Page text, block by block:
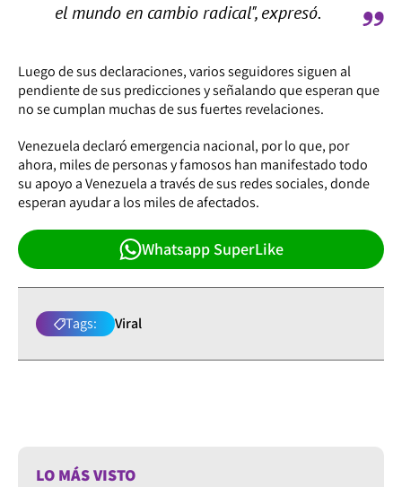
el mundo en cambio radical", expresó.
Luego de sus declaraciones, varios seguidores siguen al
pendiente de sus predicciones y señalando que esperan que
no se cumplan muchas de sus fuertes revelaciones.
Venezuela declaró emergencia nacional, por lo que, por
ahora, miles de personas y famosos han manifestado todo
su apoyo a Venezuela a través de sus redes sociales, donde
esperan ayudar a los miles de afectados.
Whatsapp SuperLike
Tags: Viral
LO MÁS VISTO